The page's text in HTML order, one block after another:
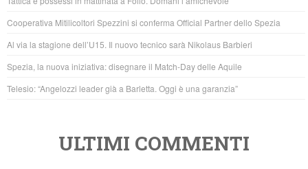
o
o
k
p
p
Cooperativa Mitilicoltori Spezzini si conferma Official Partner dello Spezia
Al via la stagione dell’U15. Il nuovo tecnico sarà Nikolaus Barbieri
Spezia, la nuova iniziativa: disegnare il Match-Day delle Aquile
Telesio: “Angelozzi leader già a Barletta. Oggi è una garanzia”
ULTIMI COMMENTI